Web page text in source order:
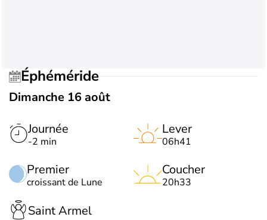
Éphéméride
Dimanche 16 août
Journée
-2 min
Premier
croissant de Lune
Lever
06h41
Coucher
20h33
Saint Armel